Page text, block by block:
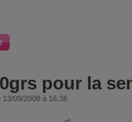
pour la
13/09/2008 à 16:36